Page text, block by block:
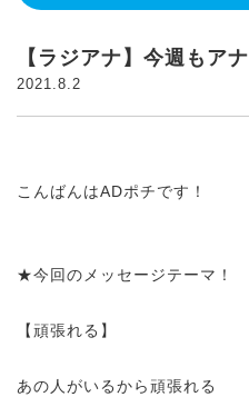
【ラジアナ】今週もア
2021.8.2
こんばんはADポチです！
★今回のメッセージテーマ！
【頑張れる】
あの人がいるから頑張れる